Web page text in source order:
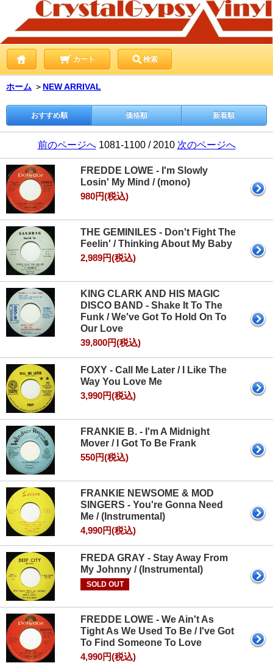
カート 検索
ホーム ＞ NEW ARRIVAL
おすすめ順 価格順 新着順
前のページへ1081-1100 / 2010 次のページへ
FREDDE LOWE - I'm Slowly
Losin' My Mind / (mono)
980円(税込)
THE GEMINILES - Don't Fight The
Feelin' / Thinking About My Baby
2,989円(税込)
KING CLARK AND HIS MAGIC
DISCO BAND - Shake It To The
Funk / We've Got To Hold On To
Our Love
39,800円(税込)
FOXY - Call Me Later / I Like The
Way You Love Me
3,990円(税込)
FRANKIE B. - I'm A Midnight
Mover / I Got To Be Frank
550円(税込)
FRANKIE NEWSOME & MOD
SINGERS - You're Gonna Need
Me / (Instrumental)
4,990円(税込)
FREDA GRAY - Stay Away From
My Johnny / (Instrumental)
SOLD OUT
FREDDE LOWE - We Ain't As
Tight As We Used To Be / I've Got
To Find Someone To Love
4,990円(税込)